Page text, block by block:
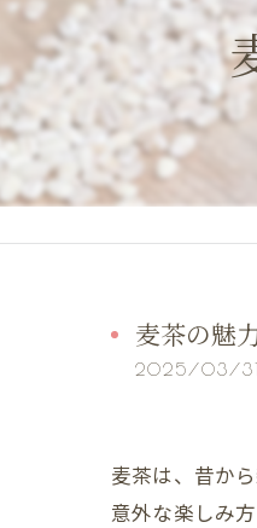
麦茶の魅
2025/03/31
麦茶は、昔か
意外な楽しみ